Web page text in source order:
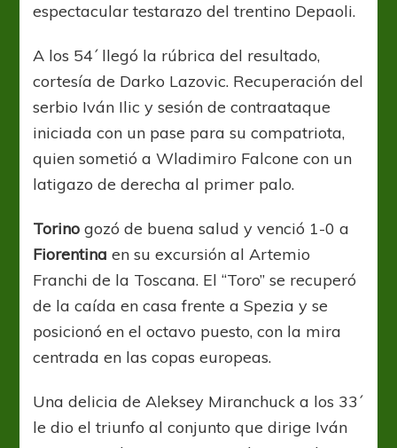
espectacular testarazo del trentino Depaoli.
A los 54´ llegó la rúbrica del resultado,
cortesía de Darko Lazovic. Recuperación del
serbio Iván Ilic y sesión de contraataque
iniciada con un pase para su compatriota,
quien sometió a Wladimiro Falcone con un
latigazo de derecha al primer palo.
Torino gozó de buena salud y venció 1-0 a
Fiorentina en su excursión al Artemio
Franchi de la Toscana. El “Toro” se recuperó
de la caída en casa frente a Spezia y se
posicionó en el octavo puesto, con la mira
centrada en las copas europeas.
Una delicia de Aleksey Miranchuck a los 33´
le dio el triunfo al conjunto que dirige Iván